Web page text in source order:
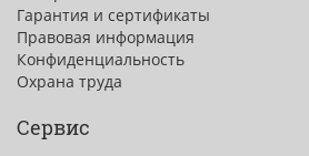
Гарантия и сертификаты
Правовая информация
Конфиденциальность
Охрана труда
Сервис